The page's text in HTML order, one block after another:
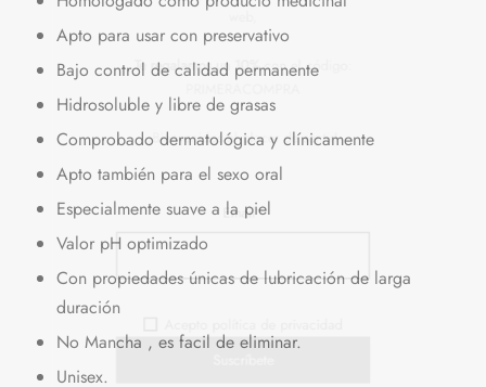
Nos alegra que te esté gustando nuestra
web,
Te regalamos un 10%con el código:
PRIMERACOMPRA
¡Bienvenidos al placer de sentir!
Email*
Apto para usar con preservativo
Bajo control de calidad permanente
Hidrosoluble y libre de grasas
Comprobado dermatológica y clínicamente
Apto también para el sexo oral
Especialmente suave a la piel
Valor pH optimizado
Con propiedades únicas de lubricación de larga
duración
No Mancha , es facil de eliminar.
Unisex.